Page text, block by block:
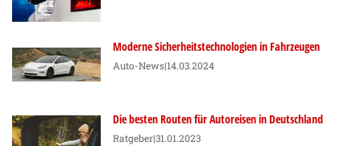
Moderne Sicherheitstechnologien in Fahrzeugen
Auto-News|14.03.2024
Die besten Routen für Autoreisen in Deutschland
Ratgeber|31.01.2023